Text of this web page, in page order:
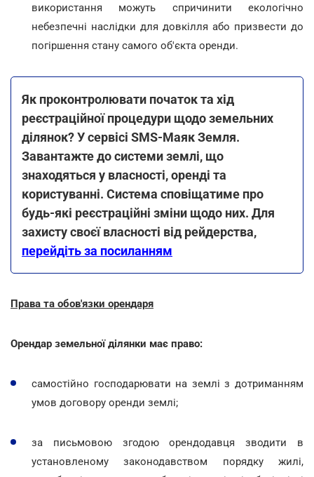
використання можуть спричинити екологічно
небезпечні наслідки для довкілля або призвести до
погіршення стану самого об'єкта оренди.
Як проконтролювати початок та хід
реєстраційної процедури щодо земельних
ділянок? У сервісі SMS-Маяк Земля.
Завантажте до системи землі, що
знаходяться у власності, оренді та
користуванні. Система сповіщатиме про
будь-які реєстраційні зміни щодо них. Для
захисту своєї власності від рейдерства,
перейдіть за посиланням
Права та обов'язки орендаря
Орендар земельної ділянки має право:
самостійно господарювати на землі з дотриманням
умов договору оренди землі;
за письмовою згодою орендодавця зводити в
установленому законодавством порядку жилі,